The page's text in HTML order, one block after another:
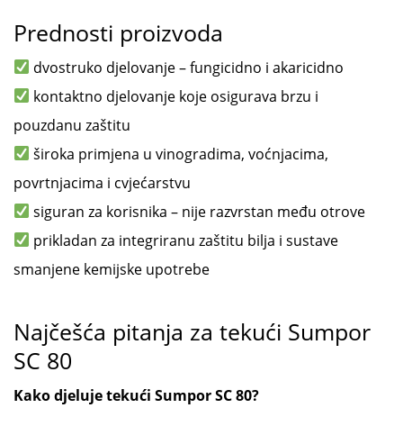
Prednosti proizvoda
dvostruko djelovanje – fungicidno i akaricidno
kontaktno djelovanje koje osigurava brzu i
pouzdanu zaštitu
široka primjena u vinogradima, voćnjacima,
povrtnjacima i cvjećarstvu
siguran za korisnika – nije razvrstan među otrove
prikladan za integriranu zaštitu bilja i sustave
smanjene kemijske upotrebe
Najčešća pitanja za tekući Sumpor
SC 80
Kako djeluje tekući Sumpor SC 80?